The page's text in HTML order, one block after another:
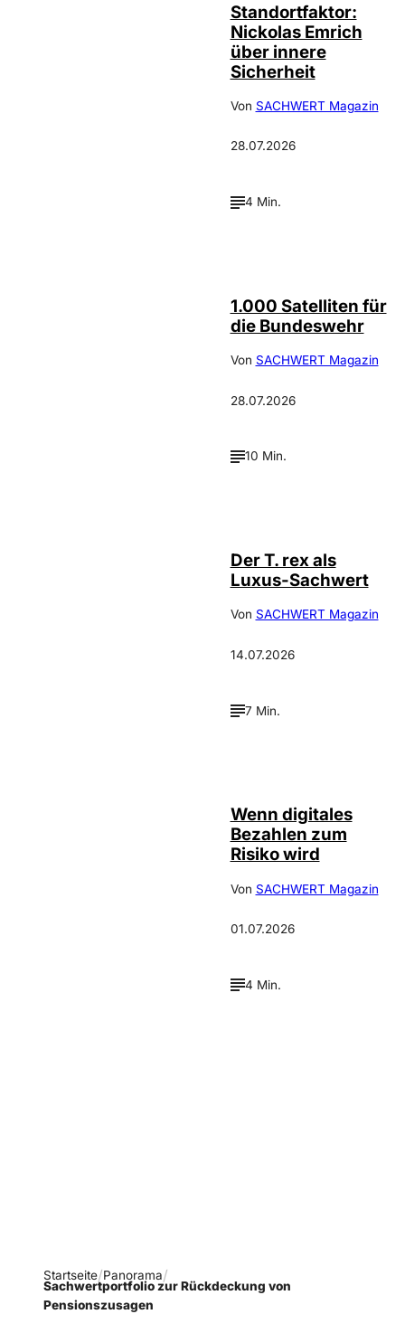
Standortfaktor:
Nickolas Emrich
über innere
Sicherheit
Von SACHWERT Magazin
28.07.2026
4 Min.
1.000 Satelliten für
die Bundeswehr
Von SACHWERT Magazin
28.07.2026
10 Min.
Der T. rex als
Luxus-Sachwert
Von SACHWERT Magazin
14.07.2026
7 Min.
Wenn digitales
Bezahlen zum
Risiko wird
Von SACHWERT Magazin
01.07.2026
4 Min.
Startseite Panorama
Sachwertportfolio zur Rückdeckung von
Pensionszusagen